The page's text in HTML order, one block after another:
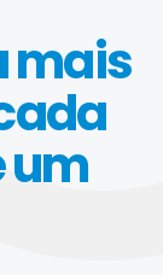
mais
um